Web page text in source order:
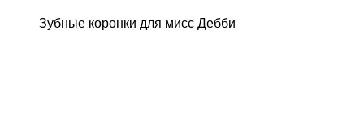
Зубные коронки для мисс Дебби